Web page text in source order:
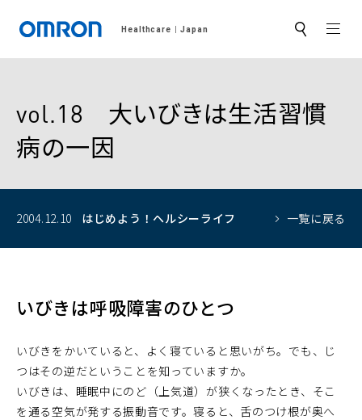
Healthcare Japan サ
ト
索
vol.18 大いびきは生活習慣
病の一因
2004.12.10 はじめよう！ ヘルシーライフ 一覧に戻る
いびきは呼吸障害のひとつ
いびきをかいていると、よく寝ていると思いがち。でも、じ
つはその逆だということを知っていますか。
いびきは、睡眠中にのど（上気道）が狭くなったとき、そこ
を通る空気が発する振動音です。寝ると、舌のつけ根が奥へ